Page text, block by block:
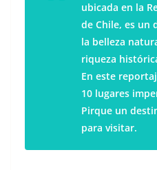
ubicada en la
de Chile, es un
la belleza
riqueza
En este
10 lugares
Pirque un
para visitar.